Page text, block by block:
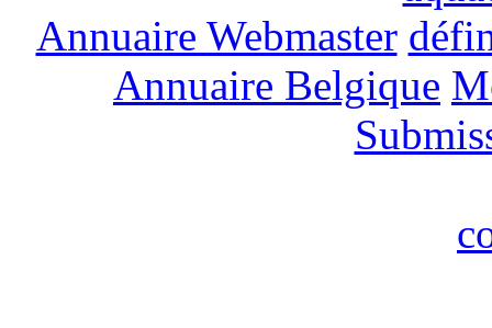
Annuaire Webmaster
Annuaire Belgique